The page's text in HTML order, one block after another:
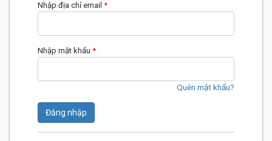
Nhập địa chỉ email *
Nhập mật khẩu *
Quên mật khẩu?
Đăng nhập